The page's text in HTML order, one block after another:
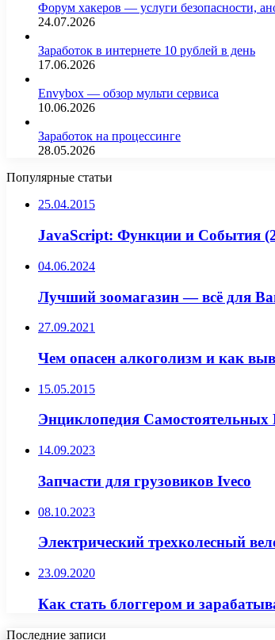
Форум хакеров — услуги безопасности,
24.07.2026
Заработок в интернете 10 рублей в день
17.06.2026
Envybox — обзор мульти сервиса
10.06.2026
Заработок на процессинге
28.05.2026
Популярные статьи
25.04.2015
JavaScript: Функции и События
04.06.2024
Лучший зоомагазин — всё для
27.09.2021
Чем опасен алкоголизм и как
15.05.2015
Энциклопедия Самостоятельных
14.09.2023
Запчасти для грузовиков Iveco
08.10.2023
Электрический трехколесный
23.09.2020
Как стать блоггером и
Последние записи